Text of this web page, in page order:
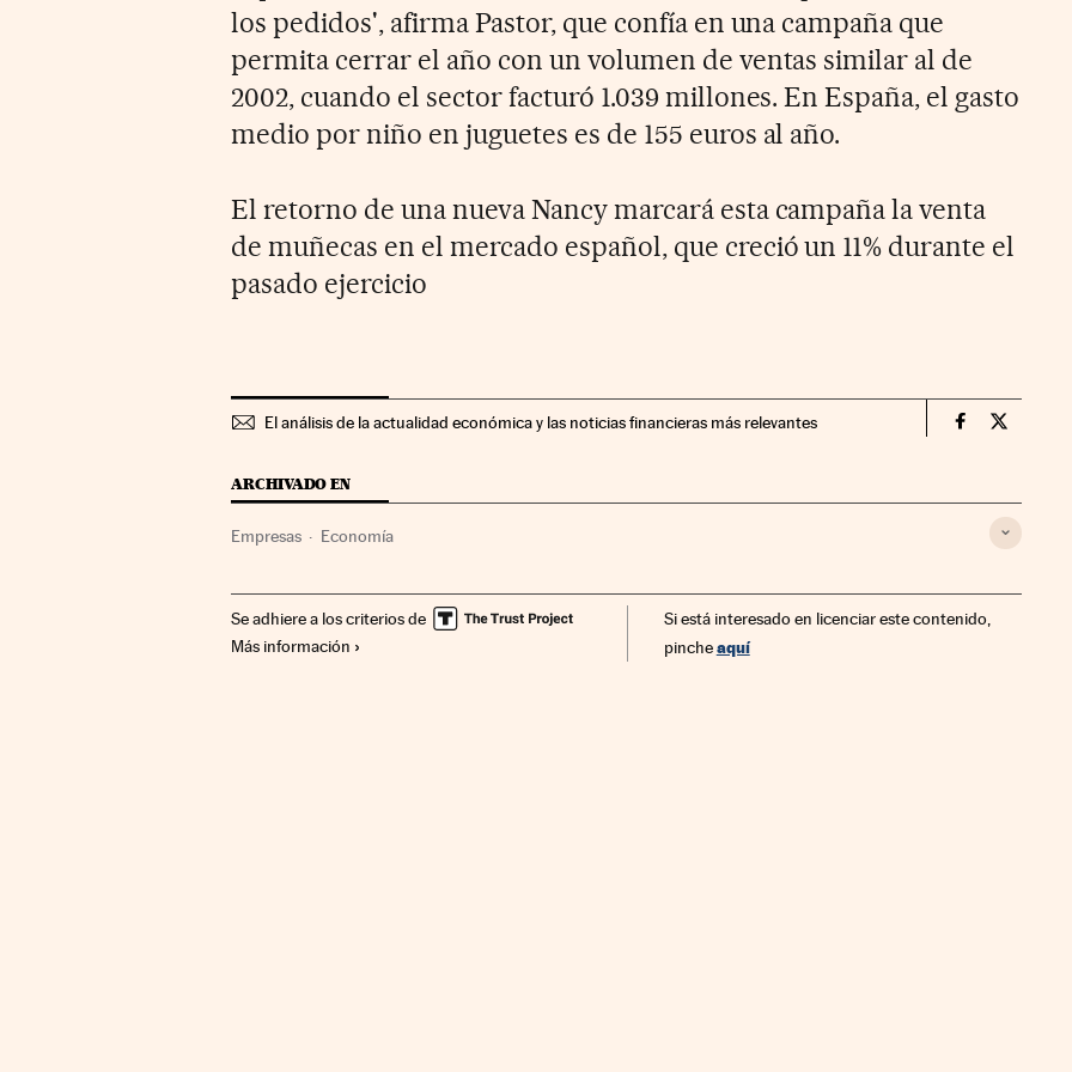
los pedidos', afirma Pastor, que confía en una campaña que
permita cerrar el año con un volumen de ventas similar al de
2002, cuando el sector facturó 1.039 millones. En España, el gasto
medio por niño en juguetes es de 155 euros al año.
El retorno de una nueva Nancy marcará esta campaña la venta
de muñecas en el mercado español, que creció un 11% durante el
pasado ejercicio
El análisis de la actualidad económica y las noticias financieras más relevantes Companias
ARCHIVADO EN
Empresas Economía
Se adhiere a los criterios de
Más información
Si está interesado en licenciar este contenido,
pincheaquí